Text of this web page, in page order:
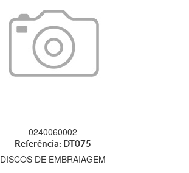
0240060002
Referência: DT075
DISCOS DE EMBRAIAGEM